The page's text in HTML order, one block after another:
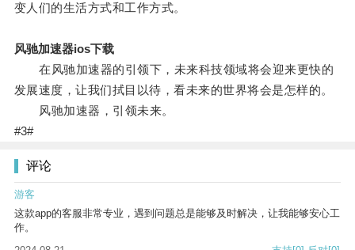
变人们的生活方式和工作方式。
风驰加速器ios下载
在风驰加速器的引领下，未来科技领域将会迎来更快的
发展速度，让我们拭目以待，看未来的世界将会是怎样的。
风驰加速器，引领未来。
#3#
评论
游客
这款app的客服非常专业，遇到问题总是能够及时解决，让我能够安心工
作。